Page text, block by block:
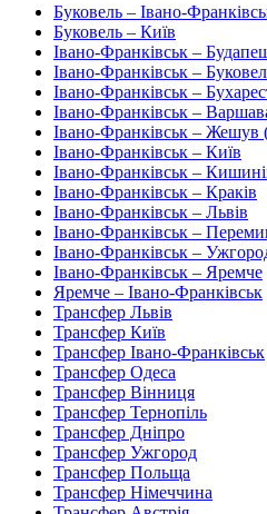
Буковель – Івано-
Буковель – Київ
Івано-Франківськ –
Івано-Франківськ –
Івано-Франківськ –
Івано-Франківськ –
Івано-Франківськ – Жешув
Івано-Франківськ – Київ
Івано-Франківськ –
Івано-Франківськ – Краків
Івано-Франківськ – Львів
Івано-Франківськ –
Івано-Франківськ –
Івано-Франківськ – Яремче
Яремче – Івано-Франківськ
Трансфер Львів
Трансфер Київ
Трансфер Івано-Франківськ
Трансфер Одеса
Трансфер Вінниця
Трансфер Тернопіль
Трансфер Дніпро
Трансфер Ужгород
Трансфер Польща
Трансфер Німеччина